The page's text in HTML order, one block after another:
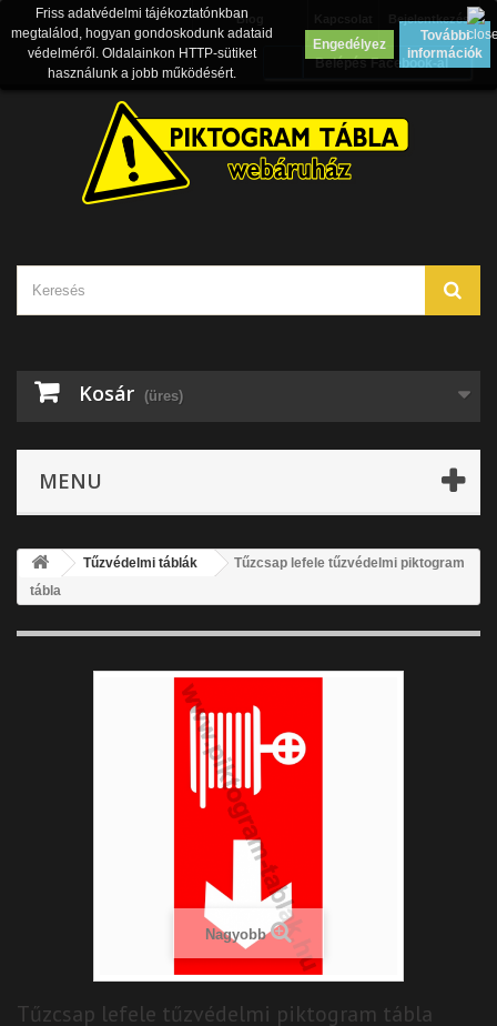
Bejelentkezés
Blog
Belépés Facebook-al
Kosár (üres)
MENU
Friss adatvédelmi tájékoztatónkban
megtalálod, hogyan gondoskodunk adataid
védelméről. Oldalainkon HTTP-sütiket
használunk a jobb működésért.
Engedélyez
További
információk
Tűzvédelmi táblák
Tűzcsap lefele tűzvédelmi piktogram
tábla
Nagyobb
Tűzcsap lefele tűzvédelmi piktogram tábla